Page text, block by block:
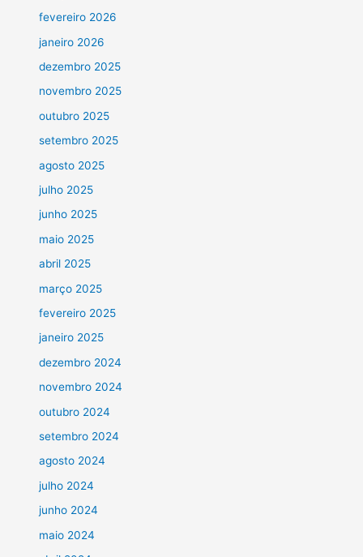
fevereiro 2026
janeiro 2026
dezembro 2025
novembro 2025
outubro 2025
setembro 2025
agosto 2025
julho 2025
junho 2025
maio 2025
abril 2025
março 2025
fevereiro 2025
janeiro 2025
dezembro 2024
novembro 2024
outubro 2024
setembro 2024
agosto 2024
julho 2024
junho 2024
maio 2024